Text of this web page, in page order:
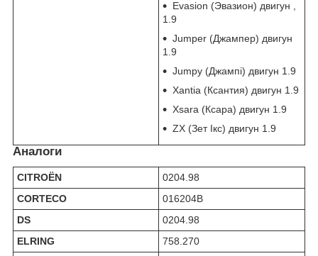
Evasion (Эвазион) двигун ,
1.9
Jumper (Джампер) двигун
1.9
Jumpy (Джампі) двигун 1.9
Xantia (Ксантия) двигун 1.9
Xsara (Ксара) двигун 1.9
ZX (Зет Ікс) двигун 1.9
Аналоги
CITROËN
0204.98
CORTECO
016204B
DS
0204.98
ELRING
758.270